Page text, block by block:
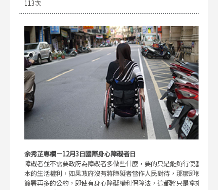
113次
余秀芷專欄－12月3日國際身心障礙者日
障礙者並不需要政府為障礙者多做些什麼，要的只是能夠行使基
本的生活權利，如果政府沒有將障礙者當作人民對待，那麼即使
簽署再多的公約，即使有身心障礙權利保障法，這都將只是拿來